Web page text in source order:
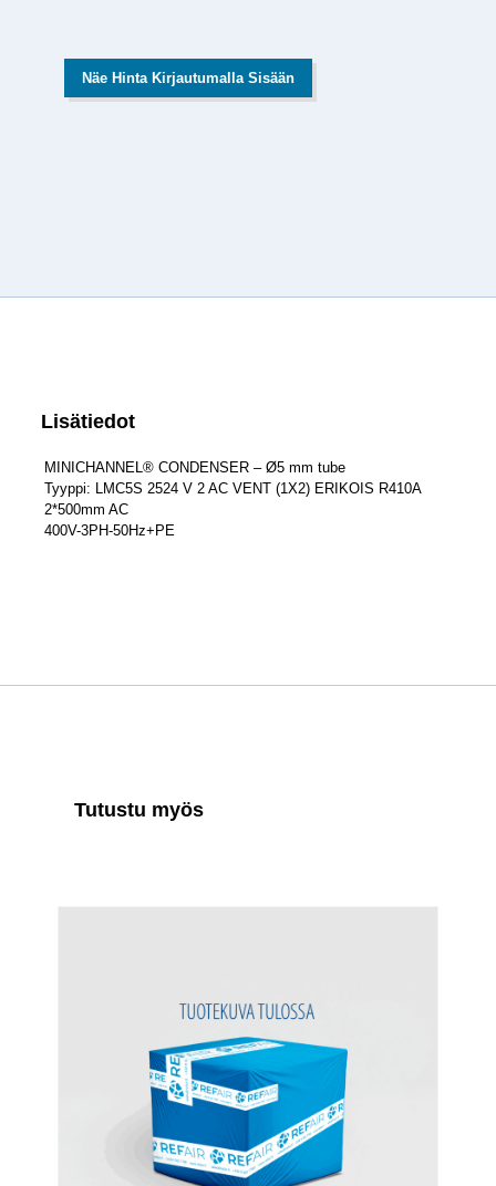
Näe Hinta Kirjautumalla Sisään
Lisätiedot
MINICHANNEL® CONDENSER – Ø5 mm tube
Tyyppi: LMC5S 2524 V 2 AC VENT (1X2) ERIKOIS R410A
2*500mm AC
400V-3PH-50Hz+PE
Tutustu myös